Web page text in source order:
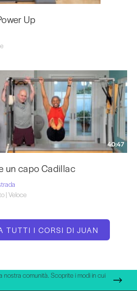
Up
40:47
un capo Cadillac
| Veloce
TUTTI I CORSI DI JUAN
nostra comunità. Scoprite i modi in cui